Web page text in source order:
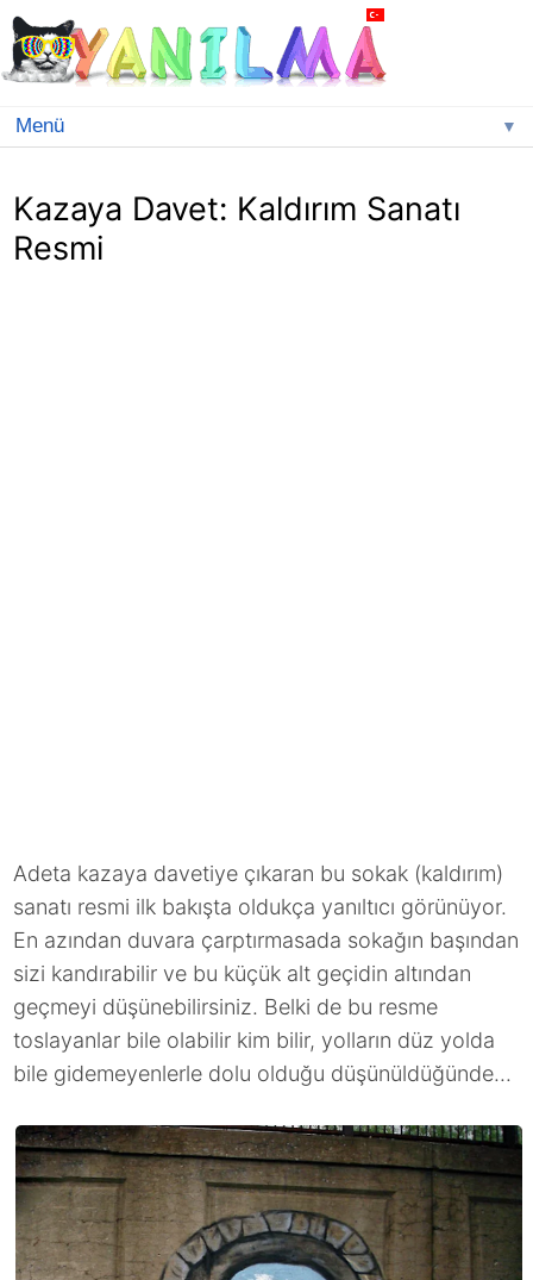
▼
Kazaya Davet: Kaldırım Sanatı
Resmi
Adeta kazaya davetiye çıkaran bu sokak (kaldırım)
sanatı resmi ilk bakışta oldukça yanıltıcı görünüyor.
En azından duvara çarptırmasada sokağın başından
sizi kandırabilir ve bu küçük alt geçidin altından
geçmeyi düşünebilirsiniz. Belki de bu resme
toslayanlar bile olabilir kim bilir, yolların düz yolda
bile gidemeyenlerle dolu olduğu düşünüldüğünde...